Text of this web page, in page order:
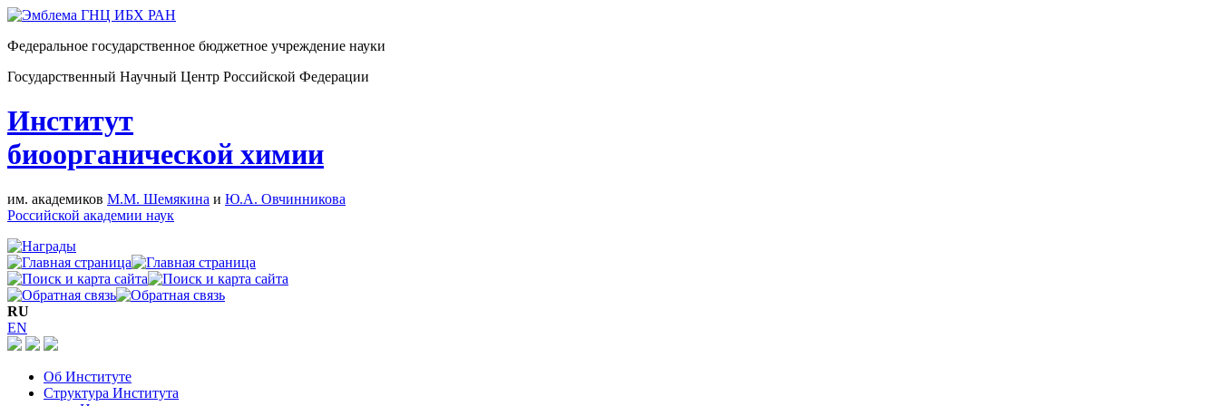
Федеральное государственное бюджетное учреждение науки
Государственный Научный Центр Российской Федерации
Институт
биоорганической химии
им. академиков М.М. Шемякина и Ю.А. Овчинникова
Российской академии наук
RU
EN
Об Институте
Структура Института